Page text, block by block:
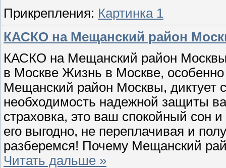
Прикрепления: Картинка 1
КАСКО на Мещанский район
КАСКО на Мещанский район
в Москве Жизнь в Москве,
Мещанский район Москвы, диктует
необходимость надежной защиты
страховка, это ваш спокойный сон
его выгодно, не переплачивая и
разберемся! Почему Мещанский
Читать дальше »